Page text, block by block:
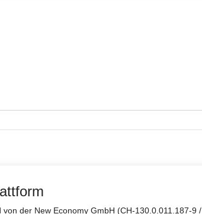
von der New Economy GmbH (CH-130.0.011.187-9 /